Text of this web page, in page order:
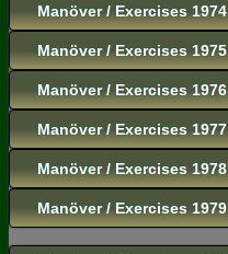
Manöver / Exercises 1974
Manöver / Exercises 1975
Manöver / Exercises 1976
Manöver / Exercises 1977
Manöver / Exercises 1978
Manöver / Exercises 1979